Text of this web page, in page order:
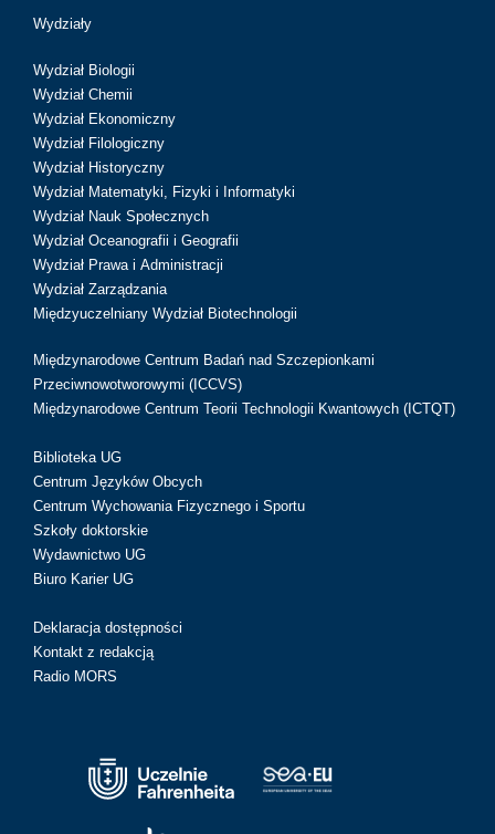
Wydziały
Wydział Biologii
Wydział Chemii
Wydział Ekonomiczny
Wydział Filologiczny
Wydział Historyczny
Wydział Matematyki, Fizyki i Informatyki
Wydział Nauk Społecznych
Wydział Oceanografii i Geografii
Wydział Prawa i Administracji
Wydział Zarządzania
Międzyuczelniany Wydział Biotechnologii
Międzynarodowe Centrum Badań nad Szczepionkami
Przeciwnowotworowymi (ICCVS)
Międzynarodowe Centrum Teorii Technologii Kwantowych (ICTQT)
Biblioteka UG
Centrum Języków Obcych
Centrum Wychowania Fizycznego i Sportu
Szkoły doktorskie
Wydawnictwo UG
Biuro Karier UG
Deklaracja dostępności
Kontakt z redakcją
Radio MORS